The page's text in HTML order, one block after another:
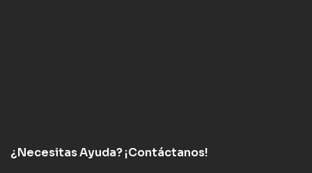
¿Necesitas Ayuda? ¡Contáctanos!